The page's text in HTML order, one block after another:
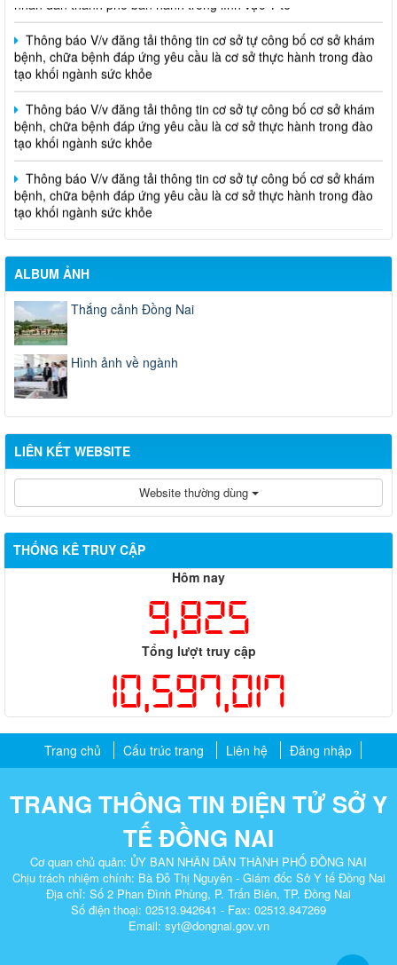
Thông báo V/v đăng tải thông tin cơ sở tự công bố cơ sở khám
bệnh, chữa bệnh đáp ứng yêu cầu là cơ sở thực hành trong đào
tạo khối ngành sức khỏe
Thông báo V/v đăng tải thông tin cơ sở tự công bố cơ sở khám
bệnh, chữa bệnh đáp ứng yêu cầu là cơ sở thực hành trong đào
tạo khối ngành sức khỏe
Thông báo V/v đăng tải thông tin cơ sở tự công bố cơ sở khám
bệnh, chữa bệnh đáp ứng yêu cầu là cơ sở thực hành trong đào
tạo khối ngành sức khỏe
ALBUM ẢNH
Thắng cảnh Đồng Nai
Hình ảnh về ngành
LIÊN KẾT WEBSITE
Website thường dùng
THỐNG KÊ TRUY CẬP
Hôm nay
9,825
Tổng lượt truy cập
10,597,017
Trang chủ Cấu trúc trang Liên hệ Đăng nhập
TRANG THÔNG TIN ĐIỆN TỬ SỞ Y
TẾ ĐỒNG NAI
Cơ quan chủ quản: ỦY BAN NHÂN DÂN THÀNH PHỐ ĐỒNG NAI
Chịu trách nhiệm chính: Bà Đỗ Thị Nguyên - Giám đốc Sở Y tế Đồng Nai
Địa chỉ: Số 2 Phan Đình Phùng, P. Trấn Biên, TP. Đồng Nai​
Số điện thoại: 02513.942641 - Fax: 02513.847269
Email: syt@dongnai.gov.vn